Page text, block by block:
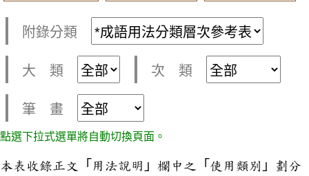
附錄分類
大 類 次 類
筆 畫
點選下拉式選單將自動切換頁面。
本表收錄正文「用法說明」欄中之「使用類別」劃分